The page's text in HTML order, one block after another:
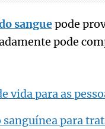
sanguepode
pode
vida para as
sanguínea para